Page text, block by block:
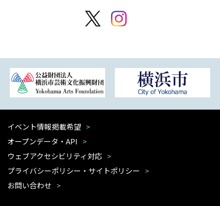
イベント情報掲載希望
オープンデータ・API
ウェブアクセシビリティ対応
プライバシーポリシー・サイトポリシー
お問い合わせ